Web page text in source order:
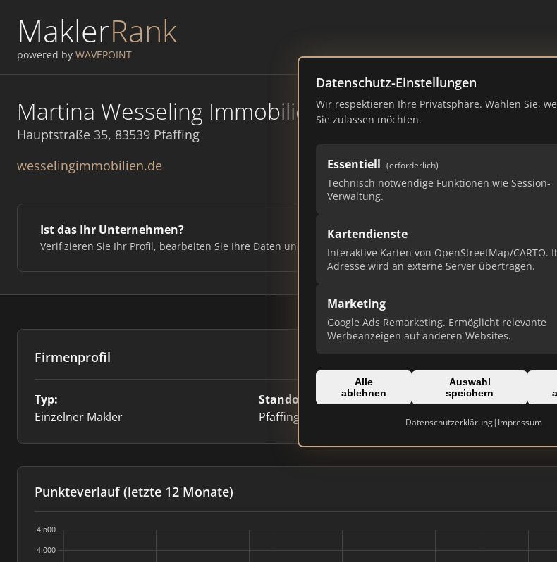
MaklerRank
powered by WAVEPOINT
Datenschutz-Einstellungen
Wir respektieren Ihre Privatsphäre. Wählen Sie,
Sie zulassen möchten.
Essentiell (erforderlich)
Technisch notwendige Funktionen wie Session-
Verwaltung.
Kartendienste
Interaktive Karten von OpenStreetMap/CARTO.
Adresse wird an externe Server übertragen.
Marketing
Google Ads Remarketing. Ermöglicht relevante
Werbeanzeigen auf anderen Websites.
Alle
ablehnen
Auswahl
speichern
Datenschutzerklärung| Impressum
Martina Wesseling Immobilien
Hauptstraße 35, 83539 Pfaffing
wesselingimmobilien.de
Ist das Ihr Unternehmen?
Verifizieren Sie Ihr Profil, bearbeiten Sie Ihre Daten und erhalten Sie monatliche Ranking-Updates.
Firmenprofil
Typ:
Einzelner Makler
Standort:
Pfaffing, Bayern
Domain:
Punkteverlauf (letzte 12 Monate)